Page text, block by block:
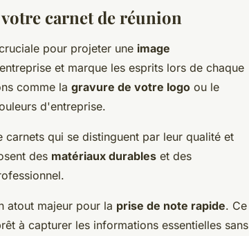
carnet de réunion
pour projeter une image
et marque les esprits lors de chaque
comme la gravure de votre logo ou le
d'entreprise.
carnets qui se distinguent par leur qualité et
des matériaux durables et des
atout majeur pour la prise de note rapide. Ce
à capturer les informations essentielles sans